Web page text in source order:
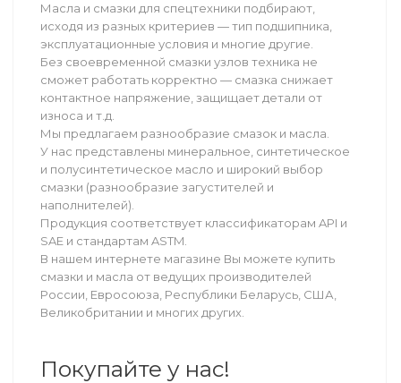
Масла и смазки для спецтехники подбирают,
исходя из разных критериев — тип подшипника,
эксплуатационные условия и многие другие.
Без своевременной смазки узлов техника не
сможет работать корректно — смазка снижает
контактное напряжение, защищает детали от
износа и т.д.
Мы предлагаем разнообразие смазок и масла.
У нас представлены минеральное, синтетическое
и полусинтетическое масло и широкий выбор
смазки (разнообразие загустителей и
наполнителей).
Продукция соответствует классификаторам API и
SAE и стандартам ASTM.
В нашем интернете магазине Вы можете купить
смазки и масла от ведущих производителей
России, Евросоюза, Республики Беларусь, США,
Великобритании и многих других.
Покупайте у нас!